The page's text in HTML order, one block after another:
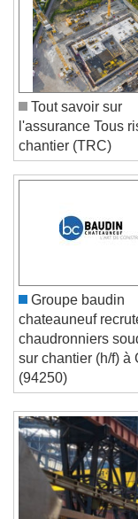
Play
Unmute
Current
/
Loaded:0%
Stream
Seek to
Remaining
1x
Playback
Tout savoir sur
l'assurance Tous
chantier (TRC)
Groupe baudin
chateauneuf
chaudronniers
sur chantier (h/f) à
(94250)